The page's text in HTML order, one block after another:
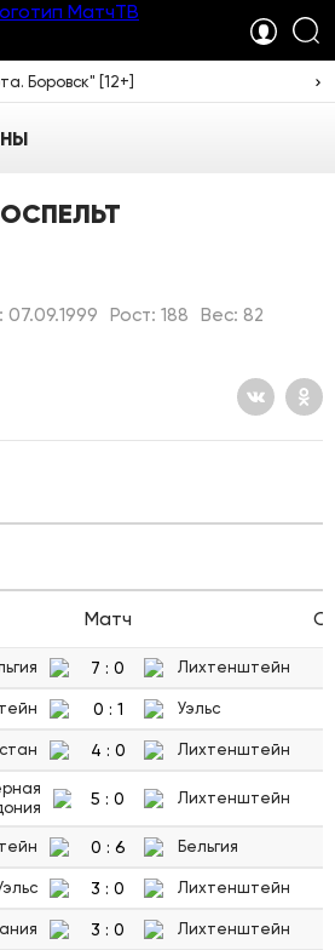
Боровск" [12+]
Рост: 188 Вес: 82
Матч
7 : 0 Лихтенштейн
0 : 1 Уэльс
4 : 0 Лихтенштейн
5 : 0 Лихтенштейн
0 : 6 Бельгия
3 : 0 Лихтенштейн
3 : 0 Лихтенштейн